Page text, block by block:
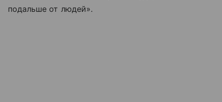
подальше от людей».